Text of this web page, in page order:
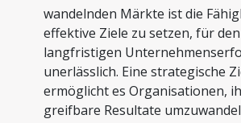
wandelnden Märkte ist die
effektive Ziele zu setzen, für den
langfristigen
unerlässlich. Eine strategische
ermöglicht es Organisationen,
greifbare Resultate